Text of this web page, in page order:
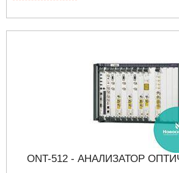
ONT-512 - АНАЛИЗАТОР